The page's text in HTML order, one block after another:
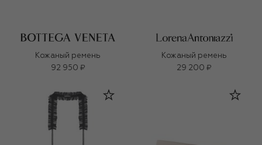
Кожаный ремень
92 950 ₽
Кожаный ремень
29 200 ₽